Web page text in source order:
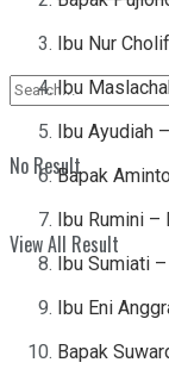
No Result
View All Result
Ibu Nur
Ibu
Ibu Ayudiah
Bapak
Ibu Rumini –
Ibu Sumiati
Ibu Eni
Bapak